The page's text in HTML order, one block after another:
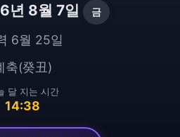
년 8월 7일 금
6월 25일
축(癸丑)
달 지는 시간
14:38